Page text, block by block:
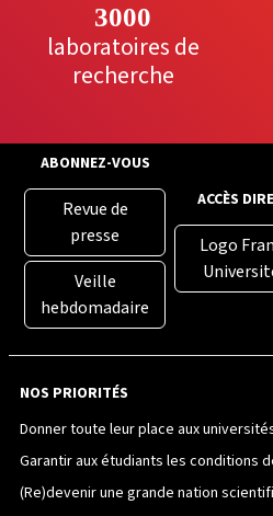
3000
laboratoires de
recherche
ABONNEZ-VOUS
Revue de
presse
Veille
hebdomadaire
ACCÈS
Logo
NOS PRIORITÉS
Donner toute leur place aux
Garantir aux étudiants les conditions
(Re)devenir une grande nation